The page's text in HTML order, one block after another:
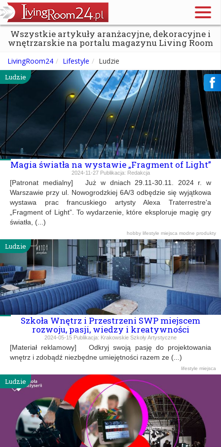
Wszystkie artykuły aranżacyjne, dekoracyjne i
wnętrzarskie na portalu magazynu Living Room
LivingRoom24 Lifestyle Ludzie
Ludzie
Magia światła na wystawie „Fragment of Light”
2024-11-27Publikacja: Redakcja
[Patronat medialny] Już w dniach 29.11-30.11. 2024 r. w
Warszawie przy ul. Nowogrodzkiej 6A/3 odbędzie się wyjątkowa
wystawa prac francuskiego artysty Alexa Traterrestre'a
„Fragment of Light”. To wydarzenie, które eksploruje magię gry
światła, (...)
hobby lifestyle miejsca modne produkty
Ludzie
Szkoła Wnętrz i Przestrzeni SWP miejscem
rozwoju, pasji, wiedzy i kreatywności
2024-05-15 Publikacja: Krakowskie Szkoły Artystyczne
[Materiał reklamowy] Odkryj swoją pasję do projektowania
wnętrz i zdobądź niezbędne umiejętności razem ze (...)
lifestyle miejsca
Ludzie